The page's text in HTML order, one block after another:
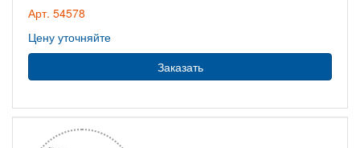
Арт. 54578
Цену уточняйте
Заказать